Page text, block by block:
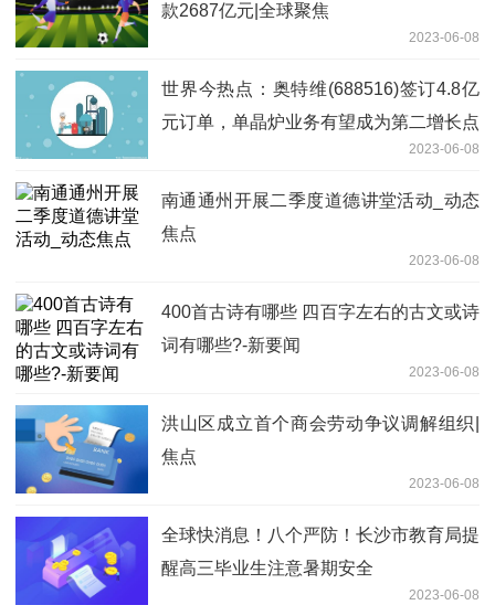
款2687亿元|全球聚焦
2023-06-08
世界今热点：奥特维(688516)签订4.8亿
元订单，单晶炉业务有望成为第二增长点
2023-06-08
南通通州开展二季度道德讲堂活动_动态
焦点
2023-06-08
400首古诗有哪些 四百字左右的古文或诗
词有哪些?-新要闻
2023-06-08
洪山区成立首个商会劳动争议调解组织|
焦点
2023-06-08
全球快消息！八个严防！长沙市教育局提
醒高三毕业生注意暑期安全
2023-06-08